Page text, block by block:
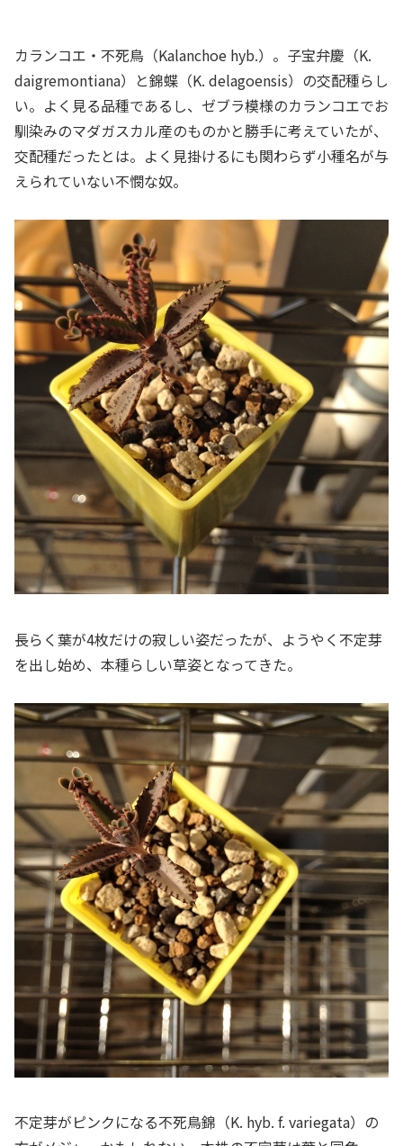
カランコエ・不死鳥（Kalanchoe hyb.） 。子宝弁慶（K.
daigremontiana）と錦蝶（K. delagoensis）の交配種らし
い。よく見る品種であるし、ゼブラ模様のカランコエでお
馴染みのマダガスカル産のものかと勝手に考えていたが、
交配種だったとは。よく見掛けるにも関わらず小種名が与
えられていない不憫な奴。
長らく葉が4枚だけの寂しい姿だったが、ようやく不定芽
を出し始め、本種らしい草姿となってきた。
不定芽がピンクになる不死鳥錦（K. hyb. f. variegata）の